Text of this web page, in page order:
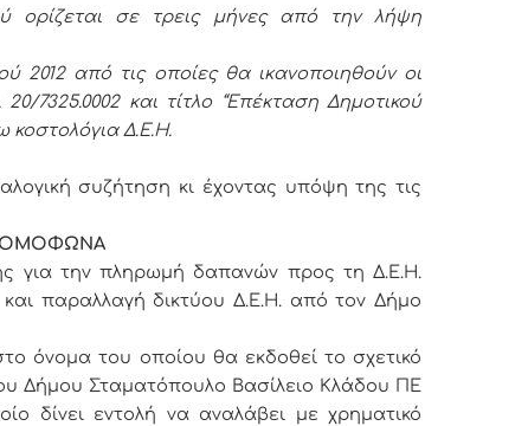
ορίζεται σε τρεις μήνες από την λήψη
2012 από τις οποίες θα ικανοποιηθούν οι
7325.0002 και τίτλο “Επέκταση Δημοτικού
κοστολόγια Δ.Ε.Η.
συζήτηση κι έχοντας υπόψη της τις
ΟΜΟΦΩΝΑ
την πληρωμή δαπανών προς τη Δ.Ε.Η.
παραλλαγή δικτύου Δ.Ε.Η. από τον Δήμο
του οποίου θα εκδοθεί το σχετικό
Δήμου Σταματόπουλο Βασίλειο Κλάδου ΠΕ
δίνει εντολή να αναλάβει με χρηματικό